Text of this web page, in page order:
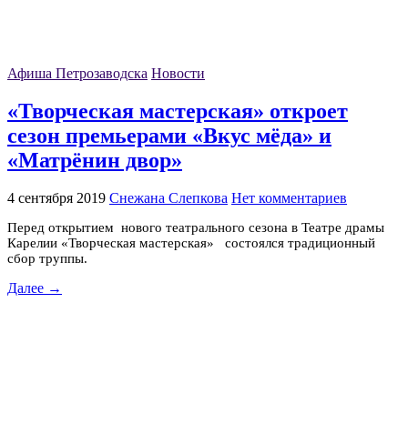
Афиша Петрозаводска Новости
«Творческая мастерская» откроет
сезон премьерами «Вкус мёда» и
«Матрёнин двор»
4 сентября 2019 Снежана Слепкова Нет комментариев
Перед открытием нового театрального сезона в Театре драмы
Карелии «Творческая мастерская» состоялся традиционный
сбор труппы.
Далее →